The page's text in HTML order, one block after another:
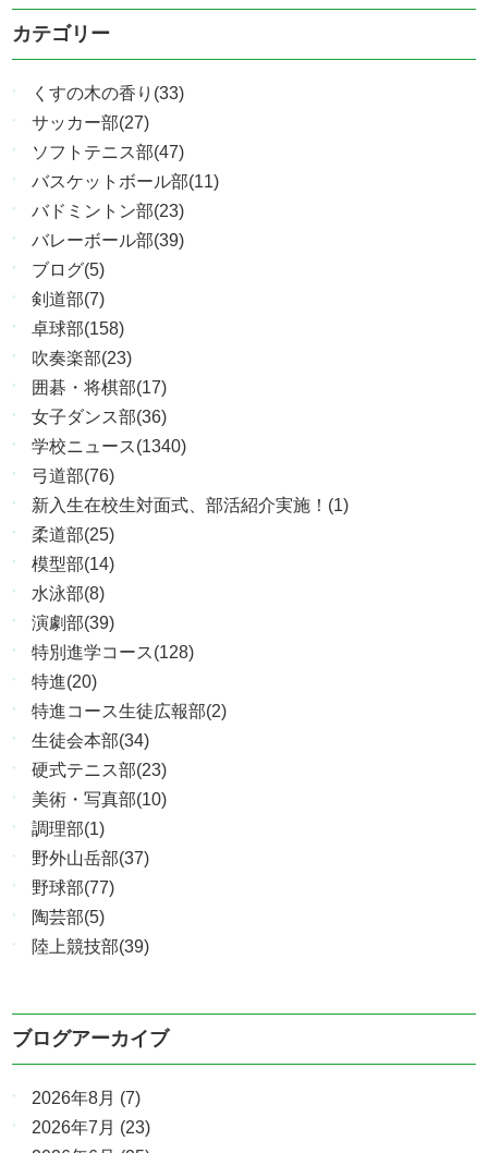
カテゴリー
くすの木の香り(33)
サッカー部(27)
ソフトテニス部(47)
バスケットボール部(11)
バドミントン部(23)
バレーボール部(39)
ブログ(5)
剣道部(7)
卓球部(158)
吹奏楽部(23)
囲碁・将棋部(17)
女子ダンス部(36)
学校ニュース(1340)
弓道部(76)
新入生在校生対面式、部活紹介実施！(1)
柔道部(25)
模型部(14)
水泳部(8)
演劇部(39)
特別進学コース(128)
特進(20)
特進コース生徒広報部(2)
生徒会本部(34)
硬式テニス部(23)
美術・写真部(10)
調理部(1)
野外山岳部(37)
野球部(77)
陶芸部(5)
陸上競技部(39)
ブログアーカイブ
2026年8月 (7)
2026年7月 (23)